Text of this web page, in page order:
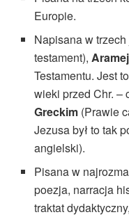
Europie.
Napisana w
testament),
Testamentu. Jest
wieki przed Chr. –
Greckim (Prawie
Jezusa był to tak
angielski).
Pisana w
poezja, narracja
traktat